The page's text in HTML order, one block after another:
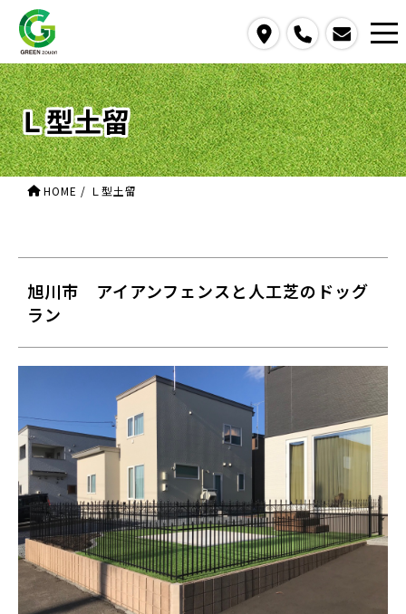
contact us
Ｌ型土留
HOME / Ｌ型土留
旭川市 アイアンフェンスと人工芝のドッグ
ラン